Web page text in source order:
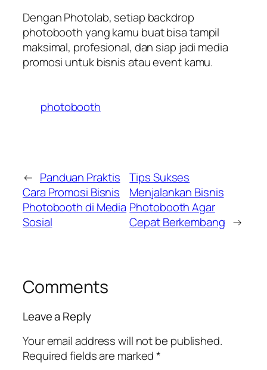
Dengan Photolab, setiap backdrop
photobooth yang kamu buat bisa tampil
maksimal, profesional, dan siap jadi media
promosi untuk bisnis atau event kamu.
photobooth
← Panduan Praktis
Cara Promosi Bisnis
Photobooth di Media
Sosial
Tips Sukses
Menjalankan Bisnis
Photobooth Agar
Cepat Berkembang →
Comments
Leave a Reply
Your email address will not be published.
Required fields are marked*